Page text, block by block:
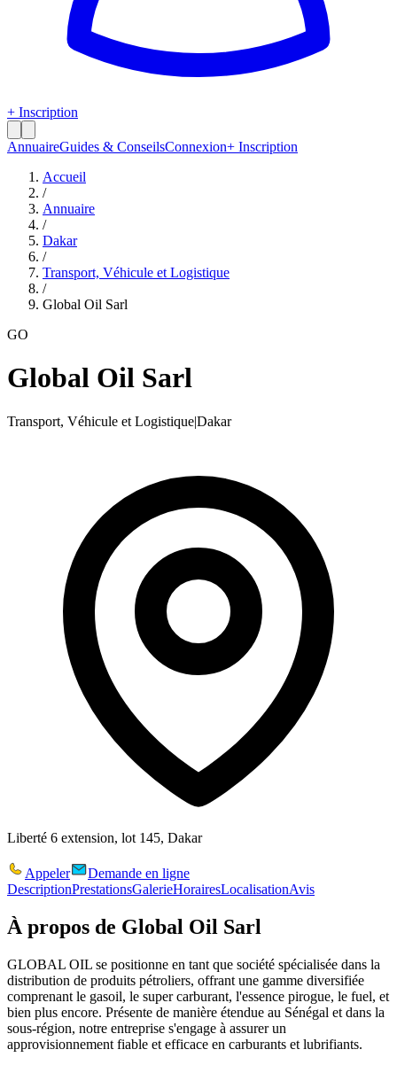
+ Inscription
AnnuaireGuides & ConseilsConnexion+ Inscription
Accueil
/
Annuaire
/
Dakar
/
Transport, Véhicule et Logistique
/
Global Oil Sarl
GO
Global Oil Sarl
Transport, Véhicule et Logistique|Dakar
Liberté 6 extension, lot 145, Dakar
Appeler
Demande en ligne
DescriptionPrestationsGalerieHorairesLocalisationAvis
À propos de Global Oil Sarl
GLOBAL OIL se positionne en tant que société spécialisée dans la
distribution de produits pétroliers, offrant une gamme diversifiée
comprenant le gasoil, le super carburant, l'essence pirogue, le fuel, et
bien plus encore. Présente de manière étendue au Sénégal et dans la
sous-région, notre entreprise s'engage à assurer un
approvisionnement fiable et efficace en carburants et lubrifiants.